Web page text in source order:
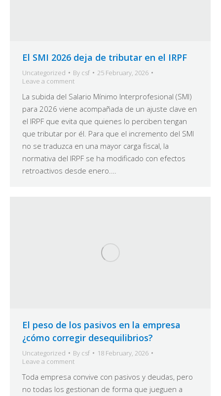
El SMI 2026 deja de tributar en el IRPF
Uncategorized By csf
25 February, 2026
Leave a comment
La subida del Salario Mínimo Interprofesional (SMI)
para 2026 viene acompañada de un ajuste clave en
el IRPF que evita que quienes lo perciben tengan
que tributar por él. Para que el incremento del SMI
no se traduzca en una mayor carga fiscal, la
normativa del IRPF se ha modificado con efectos
retroactivos desde enero.…
El peso de los pasivos en la empresa
¿cómo corregir desequilibrios?
Uncategorized By csf
18 February, 2026
Leave a comment
Toda empresa convive con pasivos y deudas, pero
no todas los gestionan de forma que jueguen a